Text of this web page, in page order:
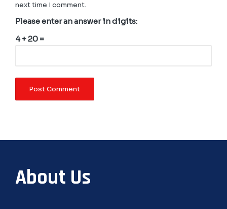
next time I comment.
Please enter an answer in digits:
4 + 20 =
About Us